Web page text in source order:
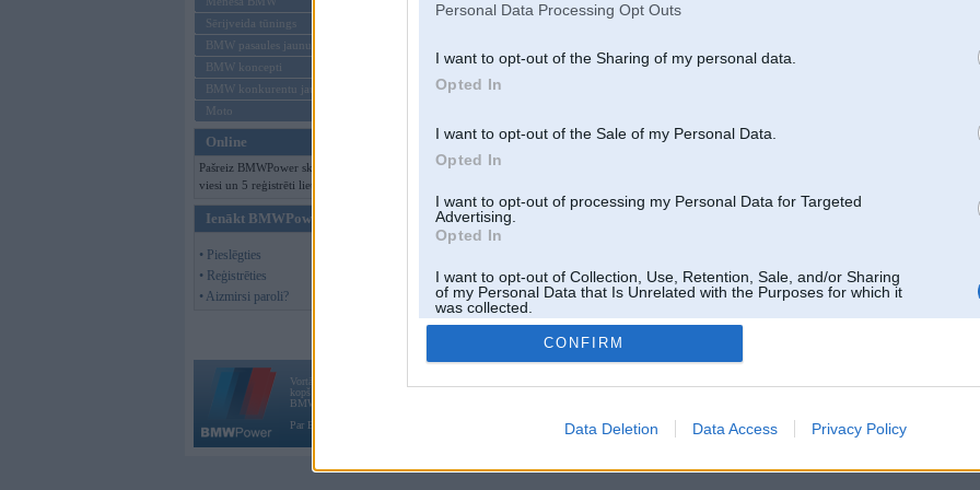
Personal Data Processing Opt Outs
I want to opt-out of the Sharing of my personal data.
Opted In
I want to opt-out of the Sale of my Personal Data.
Opted In
I want to opt-out of processing my Personal Data for Targeted
Advertising.
Opted In
I want to opt-out of Collection, Use, Retention, Sale, and/or Sharing
of my Personal Data that Is Unrelated with the Purposes for which it
was collected.
Opted Out
CONFIRM
Data Deletion Data Access Privacy Policy
Sērijveida tūnings
BMW pasaules jaunumi
BMW koncepti
BMW konkurentu jaunumi
Moto
Online
Pašreiz BMWPower skatās 162
viesi un 5 reģistrēti lietotāji.
Ienākt BMWPower
• Pieslēgties
• Reģistrēties
• Aizmirsi paroli?
Vortāls BMWPower.lv darbojas
kopš 2002. gada 14. maija. Tas nav auto klubs un nav saistīts ar
BMW AG.
Par BMWPower